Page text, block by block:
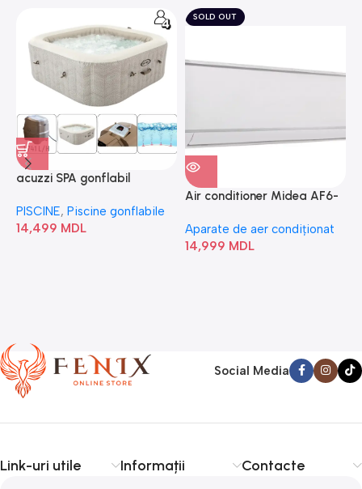
acuzzi SPA gonflabil
Bubble” 28446
PISCINE, Piscine gonflabile
14,499 MDL
SOLD OUT
Air conditioner Midea AF6-
Aparate de aer condiționat
14,999 MDL
Social Media
Link-uri utile Informații Contacte